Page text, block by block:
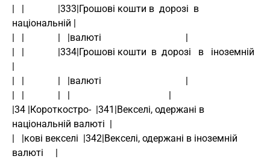
|   |              |333|Грошові кошти в  дорозі  в
національній |
|   |              |   |валюті                                   |
|   |              |334|Грошові кошти  в  дорозі   в   іноземній
|
|   |              |   |валюті                                   |
|   |              |   |                                         |
|34 |Короткостро-  |341|Векселі, одержані в
національній валюті  |
|   |кові векселі  |342|Векселі, одержані в іноземній
валюті     |